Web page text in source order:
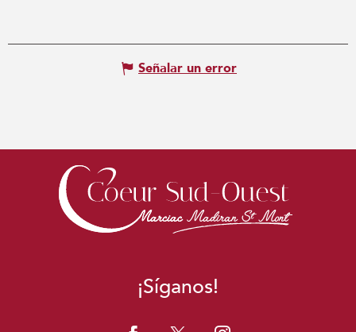
Señalar un error
¡Síganos!